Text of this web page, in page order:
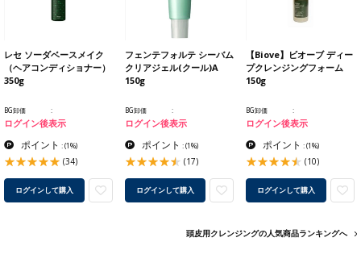
レセ ソーダベースメイク
（ヘアコンディショナー）
350g
BG卸価
ログイン後表示
ポイント :(1%)
(34)
ログインして購入
フェンテフォルテ シーバム
クリアジェル(クール)A
150g
BG卸価
ログイン後表示
ポイント :(1%)
(17)
ログインして購入
【Biove】ビオーブ ディー
プクレンジングフォーム
150g
BG卸価
ログイン後表示
ポイント :(1%)
(10)
ログインして購入
頭皮用クレンジングの人気商品ランキングへ